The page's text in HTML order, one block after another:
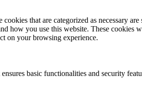
that are categorized as necessary
how you use this website. These
on your browsing experience.
basic functionalities and security